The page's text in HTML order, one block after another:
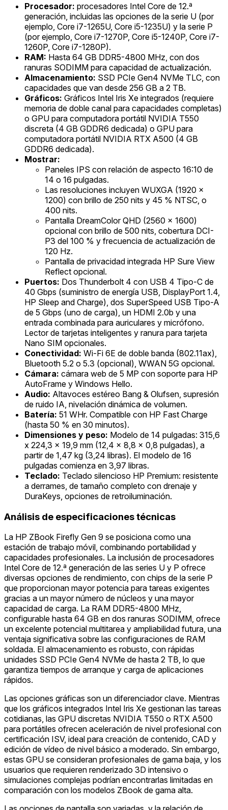
Procesador: procesadores Intel Core de 12.ª
generación, incluidas las opciones de la serie U (por
ejemplo, Core i7-1265U, Core i5-1235U) y la serie P
(por ejemplo, Core i7-1270P, Core i5-1240P, Core i7-
1260P, Core i7-1280P).
RAM: Hasta 64 GB DDR5-4800 MHz, con dos
ranuras SODIMM para capacidad de actualización.
Almacenamiento: SSD PCIe Gen4 NVMe TLC, con
capacidades que van desde 256 GB a 2 TB.
Gráficos: Gráficos Intel Iris Xe integrados (requiere
memoria de doble canal para capacidades completas)
o GPU para computadora portátil NVIDIA T550
discreta (4 GB GDDR6 dedicada) o GPU para
computadora portátil NVIDIA RTX A500 (4 GB
GDDR6 dedicada).
Mostrar:
Paneles IPS con relación de aspecto 16:10 de
14 o 16 pulgadas.
Las resoluciones incluyen WUXGA (1920 x
1200) con brillo de 250 nits y 45 % NTSC, o
400 nits.
Pantalla DreamColor QHD (2560 x 1600)
opcional con brillo de 500 nits, cobertura DCI-
P3 del 100 % y frecuencia de actualización de
120 Hz.
Pantalla de privacidad integrada HP Sure View
Reflect opcional.
Puertos: Dos Thunderbolt 4 con USB 4 Tipo-C de
40 Gbps (suministro de energía USB, DisplayPort 1.4,
HP Sleep and Charge), dos SuperSpeed USB Tipo-A
de 5 Gbps (uno de carga), un HDMI 2.0b y una
entrada combinada para auriculares y micrófono.
Lector de tarjetas inteligentes y ranura para tarjeta
Nano SIM opcionales.
Conectividad: Wi-Fi 6E de doble banda (802.11ax),
Bluetooth 5.2 o 5.3 (opcional), WWAN 5G opcional.
Cámara: cámara web de 5 MP con soporte para HP
AutoFrame y Windows Hello.
Audio: Altavoces estéreo Bang & Olufsen, supresión
de ruido IA, nivelación dinámica de volumen.
Batería: 51 WHr. Compatible con HP Fast Charge
(hasta 50 % en 30 minutos).
Dimensiones y peso: Modelo de 14 pulgadas: 315,6
x 224,3 x 19,9 mm (12,4 x 8,8 x 0,8 pulgadas), a
partir de 1,47 kg (3,24 libras). El modelo de 16
pulgadas comienza en 3,97 libras.
Teclado: Teclado silencioso HP Premium: resistente
a derrames, de tamaño completo con drenaje y
DuraKeys, opciones de retroiluminación.
Análisis de especificaciones técnicas
La HP ZBook Firefly Gen 9 se posiciona como una
estación de trabajo móvil, combinando portabilidad y
capacidades profesionales. La inclusión de procesadores
Intel Core de 12.ª generación de las series U y P ofrece
diversas opciones de rendimiento, con chips de la serie P
que proporcionan mayor potencia para tareas exigentes
gracias a un mayor número de núcleos y una mayor
capacidad de carga. La RAM DDR5-4800 MHz,
configurable hasta 64 GB en dos ranuras SODIMM, ofrece
un excelente potencial multitarea y ampliabilidad futura, una
ventaja significativa sobre las configuraciones de RAM
soldada. El almacenamiento es robusto, con rápidas
unidades SSD PCIe Gen4 NVMe de hasta 2 TB, lo que
garantiza tiempos de arranque y carga de aplicaciones
rápidos.
Las opciones gráficas son un diferenciador clave. Mientras
que los gráficos integrados Intel Iris Xe gestionan las tareas
cotidianas, las GPU discretas NVIDIA T550 o RTX A500
para portátiles ofrecen aceleración de nivel profesional con
certificación ISV, ideal para creación de contenido, CAD y
edición de vídeo de nivel básico a moderado. Sin embargo,
estas GPU se consideran profesionales de gama baja, y los
usuarios que requieren renderizado 3D intensivo o
simulaciones complejas podrían encontrarlas limitadas en
comparación con los modelos ZBook de gama alta.